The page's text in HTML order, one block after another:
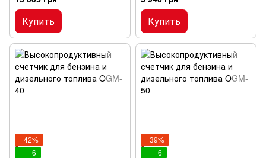
Купить Купить
−42%
6
−39%
6